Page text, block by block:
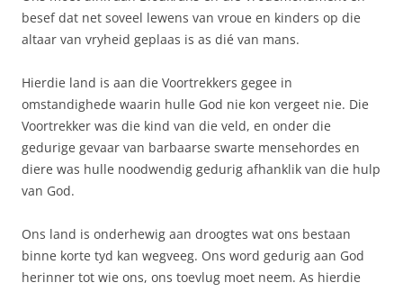
besef dat net soveel lewens van vroue en kinders op die
altaar van vryheid geplaas is as dié van mans.
Hierdie land is aan die Voortrekkers gegee in
omstandighede waarin hulle God nie kon vergeet nie. Die
Voortrekker was die kind van die veld, en onder die
gedurige gevaar van barbaarse swarte mensehordes en
diere was hulle noodwendig gedurig afhanklik van die hulp
van God.
Ons land is onderhewig aan droogtes wat ons bestaan
binne korte tyd kan wegveeg. Ons word gedurig aan God
herinner tot wie ons, ons toevlug moet neem. As hierdie